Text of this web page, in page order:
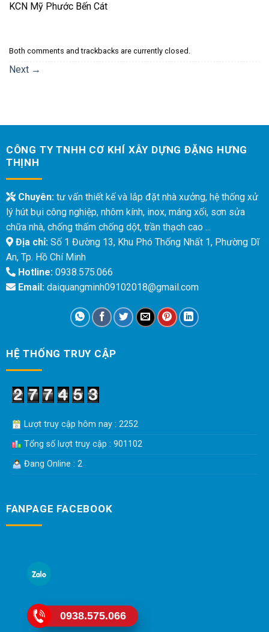
KCN Mỹ Phước Bến Cát
Both comments and trackbacks are currently closed.
Next →
CÔNG TY TNHH CƠ KHÍ XÂY DỰNG ĐẶNG HƯNG
THỊNH
Chuyên:tư vấn thiết kế và lắp đặt nhà xưởng, hệ thống xử
lý hút bụi công nghiệp, nhôm kính, inox, máng xối, sơn sửa
chữa nhà, chống thấm chống dột, trần thạch cao ...
Địa chỉ:Số 1 Đường 13, Khu Phó Thống Nhất 1, Phường Dĩ
An, Tp. Hồ Chí Minh
Hotline:0938.575.066
Email:daiquangminh09102018@gmail.com
HỆ THỐNG TRUY CẬP
Lượt truy cập hôm nay : 2252
Tổng số lượt truy cập : 901102
Đang Online : 2
FANPAGE FACEBOOK
0938.575.066